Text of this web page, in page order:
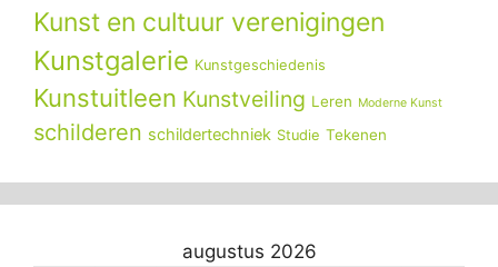
Kunst en cultuur verenigingen
Kunstgalerie Kunstgeschiedenis
Kunstuitleen Kunstveiling Leren Moderne Kunst
schilderen schildertechniek Studie Tekenen
augustus 2026